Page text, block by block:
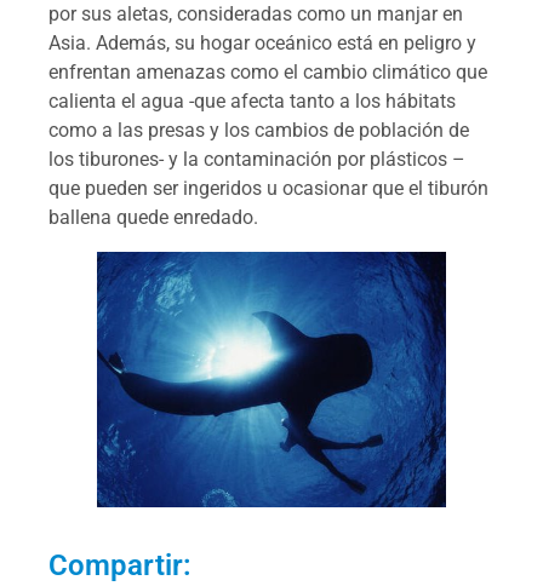
por sus aletas, consideradas como un manjar en
Asia. Además, su hogar oceánico está en peligro y
enfrentan amenazas como el cambio climático que
calienta el agua -que afecta tanto a los hábitats
como a las presas y los cambios de población de
los tiburones- y la contaminación por plásticos –
que pueden ser ingeridos u ocasionar que el tiburón
ballena quede enredado.
Compartir: